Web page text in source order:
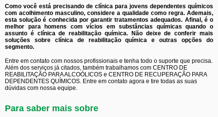
Como você está precisando de clínica para jovens dependentes químicos
com acolhimento masculino, considere a qualidade como regra. Ademais,
esta solução é conhecida por garantir tratamentos adequados. Afinal, é o
melhor para homens com vícios em substâncias químicas quando o
assunto é clínica de reabilitação química. Não deixe de conferir mais
soluções sobre clínica de reabilitação química e outras opções do
segmento.
Entre em contato com nossos profissionais e tenha todo o suporte que precisa.
Além dos serviços já citados, também trabalhamos com CENTRO DE
REABILITAÇÃO PARA ALCOÓLICOS e CENTRO DE RECUPERAÇÃO PARA
DEPENDENTES QUÍMICOS. Entre em contato agora e tire todas as suas
dúvidas com nossa equipe.
Para saber mais sobre